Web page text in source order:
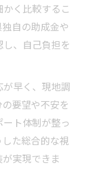
く比較するこ
自の助成金や
、自己負担を
早く、現地調
要望や不安を
ト体制が整っ
た総合的な視
実現できま